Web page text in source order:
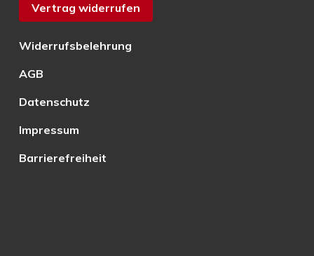
Vertrag widerrufen
Widerrufsbelehrung
AGB
Datenschutz
Impressum
Barrierefreiheit